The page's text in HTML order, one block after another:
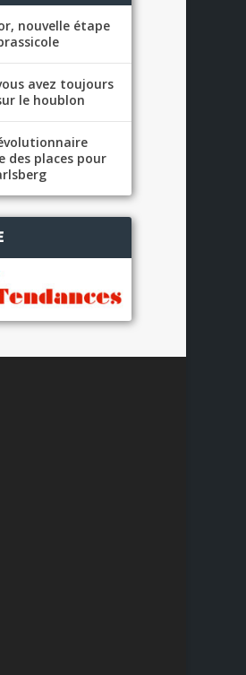
nouvelle étape
avez toujours
le houblon
des places pour